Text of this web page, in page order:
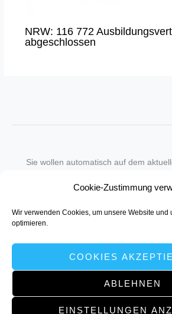
Cookie-Zustimmung
Wir verwenden Cookies, um unsere Website und
optimieren.
COOKIES
ABLEHNEN
EINSTELLUNGEN
NRW: 116 772
abgeschlossen
Sie wollen automatisch auf dem
in unseren Newsletter-
Senden Sie für ein Angebot einfach eine